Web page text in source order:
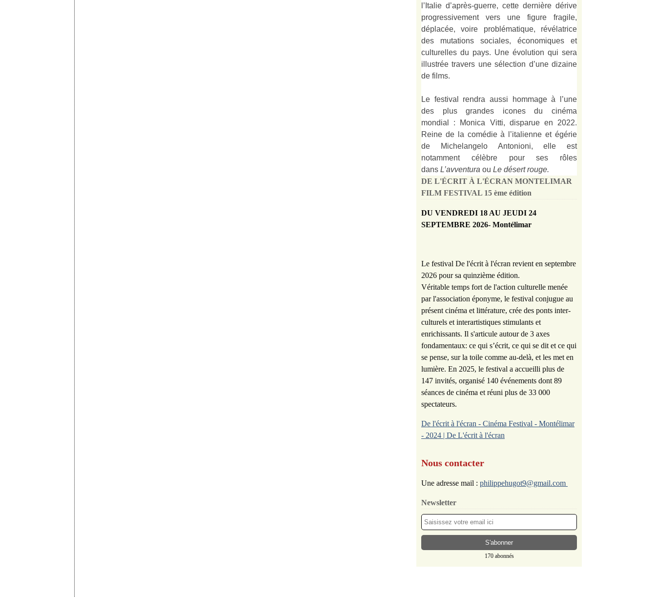
l’Italie d’après-guerre, cette dernière dérive
progressivement vers une figure fragile,
déplacée, voire problématique, révélatrice
des mutations sociales, économiques et
culturelles du pays. Une évolution qui sera
illustrée travers une sélection d’une dizaine
de films.
Le festival rendra aussi hommage à l’une
des plus grandes icones du cinéma
mondial : Monica Vitti, disparue en 2022.
Reine de la comédie à l’italienne et égérie
de Michelangelo Antonioni, elle est
notamment célèbre pour ses rôles
dans L’avventura ou Le désert rouge.
DE L'ÉCRIT À L'ÉCRAN MONTELIMAR
FILM FESTIVAL 15 ème édition
DU VENDREDI 18 AU JEUDI 24
SEPTEMBRE 2026- Montélimar
Le festival De l'écrit à l'écran revient en septembre
2026 pour sa quinzième édition.
Véritable temps fort de l'action culturelle menée
par l'association éponyme, le festival conjugue au
présent cinéma et littérature, crée des ponts inter-
culturels et interartistiques stimulants et
enrichissants. Il s'articule autour de 3 axes
fondamentaux: ce qui s’écrit, ce qui se dit et ce qui
se pense, sur la toile comme au-delà, et les met en
lumière. En 2025, le festival a accueilli plus de
147 invités, organisé 140 événements dont 89
séances de cinéma et réuni plus de 33 000
spectateurs.
De l'écrit à l'écran - Cinéma Festival - Montélimar
- 2024 | De L'écrit à l'écran
Nous contacter
Une adresse mail : philippehugot9@gmail.com
Newsletter
170 abonnés